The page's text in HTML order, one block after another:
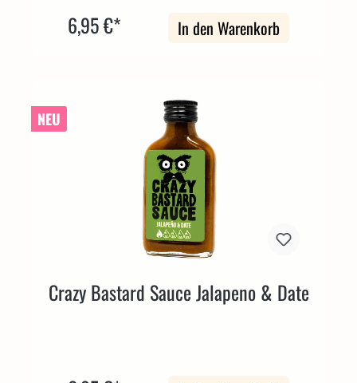
6,95 €* In den Warenkorb
NEU
Crazy Bastard Sauce Jalapeno & Date